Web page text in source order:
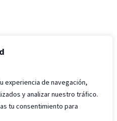
experiencia de navegación,
y analizar nuestro tráfico.
tu consentimiento para